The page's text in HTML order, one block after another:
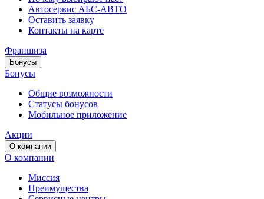
Автосервис АБС-АВТО
Оставить заявку
Контакты на карте
Франшиза
Бонусы
Бонусы
Общие возможности
Статусы бонусов
Мобильное приложение
Акции
О компании
О компании
Миссия
Преимущества